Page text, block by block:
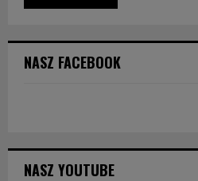
NASZ FACEBOOK
NASZ YOUTUBE